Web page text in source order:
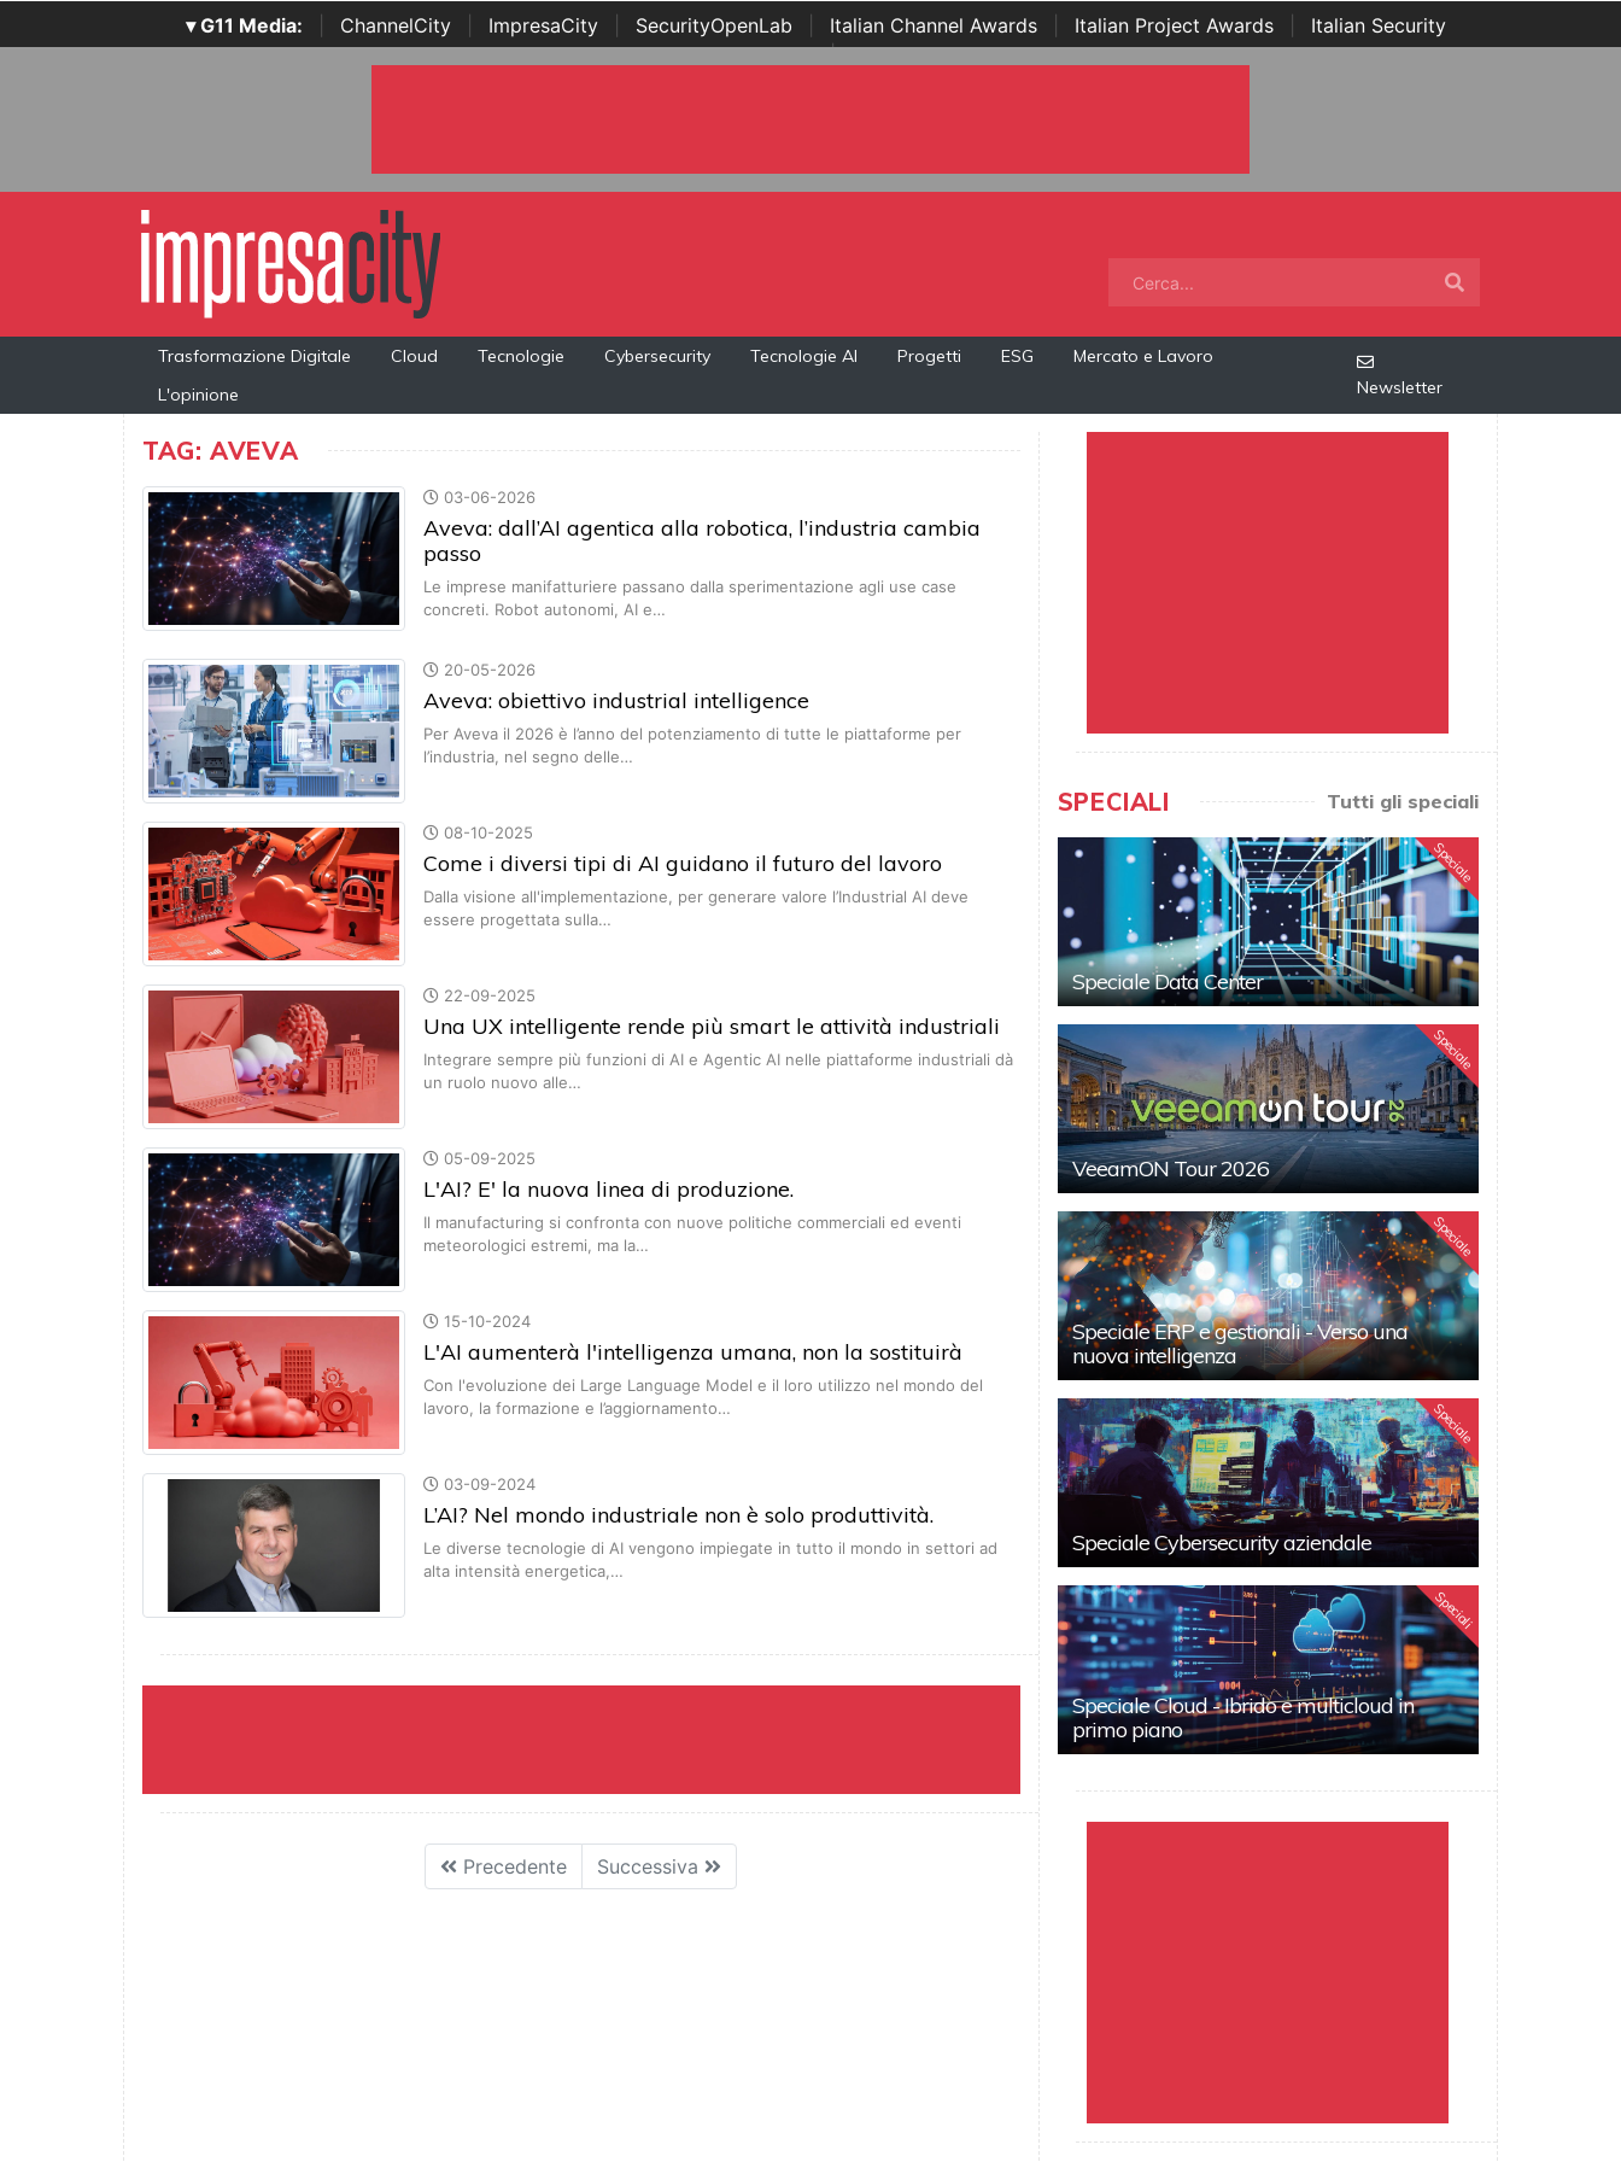
▾ G11 Media: ChannelCity ImpresaCity SecurityOpenLab Italian Channel Awards Italian Project Awards
Italian Security
Awards | ...
Trasformazione Digitale Cloud Tecnologie Cybersecurity Tecnologie AI Progetti ESG
Mercato e Lavoro
L'opinione
Newsletter
TAG: AVEVA
03-06-2026
Aveva: dall’AI agentica alla robotica, l’industria cambia
passo
Le imprese manifatturiere passano dalla sperimentazione agli use case
concreti. Robot autonomi, AI e…
20-05-2026
Aveva: obiettivo industrial intelligence
Per Aveva il 2026 è l’anno del potenziamento di tutte le piattaforme per
l’industria, nel segno delle…
08-10-2025
Come i diversi tipi di AI guidano il futuro del lavoro
Dalla visione all'implementazione, per generare valore l’Industrial AI deve
essere progettata sulla…
22-09-2025
Una UX intelligente rende più smart le attività industriali
Integrare sempre più funzioni di AI e Agentic AI nelle piattaforme industriali dà
un ruolo nuovo alle…
05-09-2025
L'AI? E' la nuova linea di produzione.
Il manufacturing si confronta con nuove politiche commerciali ed eventi
meteorologici estremi, ma la…
15-10-2024
L'AI aumenterà l'intelligenza umana, non la sostituirà
Con l'evoluzione dei Large Language Model e il loro utilizzo nel mondo del
lavoro, la formazione e l’aggiornamento…
03-09-2024
L’AI? Nel mondo industriale non è solo produttività.
Le diverse tecnologie di AI vengono impiegate in tutto il mondo in settori ad
alta intensità energetica,…
Precedente Successiva
SPECIALI Tutti gli speciali
Speciale
Speciale Data Center
Speciale
VeeamON Tour 2026
Speciale
Speciale ERP e gestionali - Verso una
nuova intelligenza
Speciale
Speciale Cybersecurity aziendale
Speciali
Speciale Cloud - Ibrido e multicloud in
primo piano